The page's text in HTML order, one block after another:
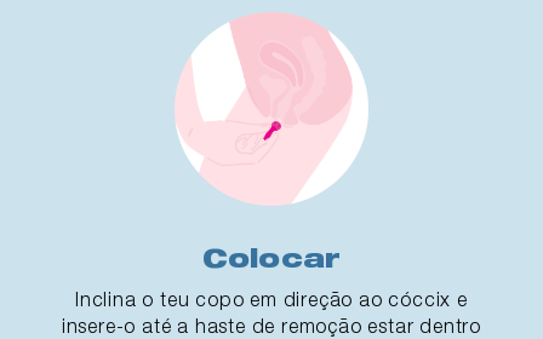
Colocar
Inclina o teu copo em direção ao cóccix e
insere-o até a haste de remoção estar dentro